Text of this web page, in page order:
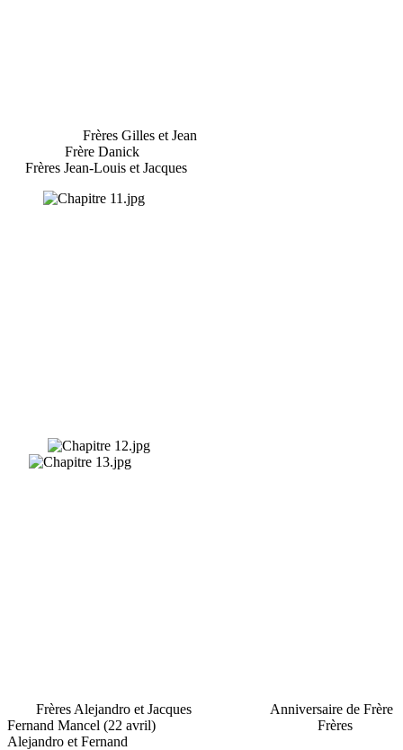
Frères Gilles et Jean
Frère Danick
Frères Jean-Louis et Jacques
Frères Alejandro et Jacques Anniversaire de Frère
Fernand Mancel (22 avril) Frères
Alejandro et Fernand